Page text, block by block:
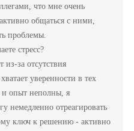
что мне очень
общаться с ними,
проблемы.
стресс?
из-за отсутствия
уверенности в тех
и опыт неполны, я
немедленно отреагировать
ключ к решению - активно